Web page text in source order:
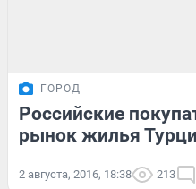
ГОРОД
Российские
рынок жилья
2 августа, 2016, 18:38 213